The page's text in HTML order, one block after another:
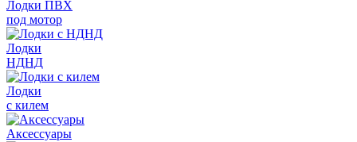
Лодки ПВХ
под мотор
Лодки
НДНД
Лодки
с килем
Аксессуары